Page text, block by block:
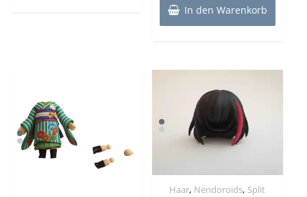
In den Warenkorb
Haar, Nendoroids, Split